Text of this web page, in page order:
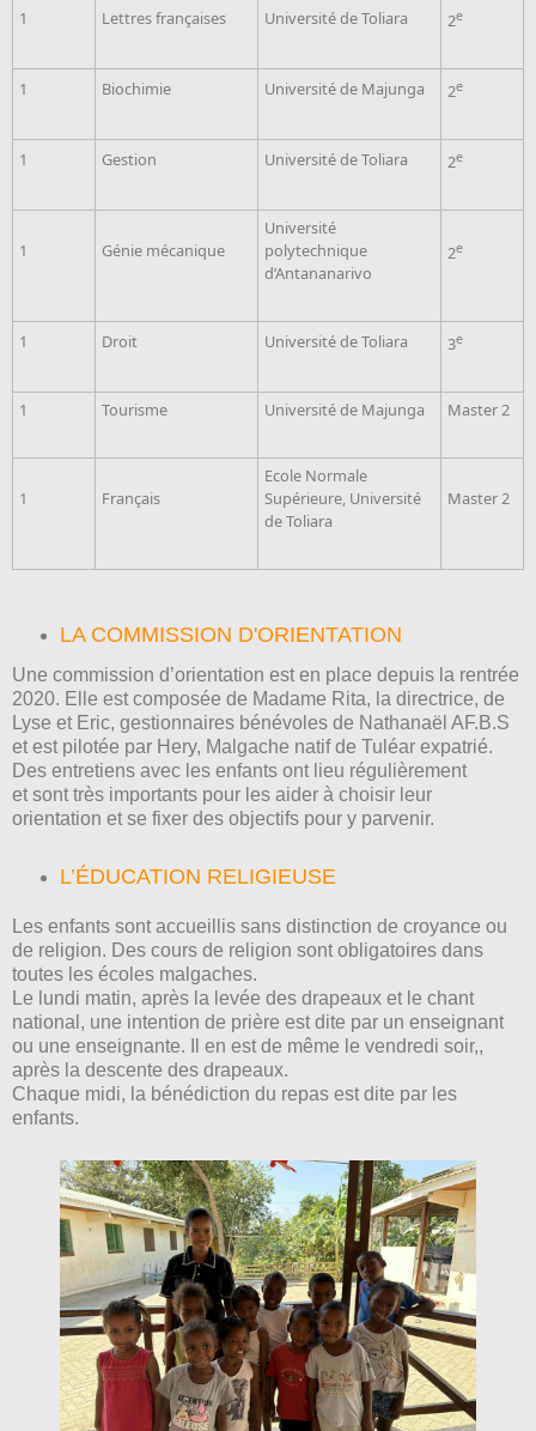
1 Lettres françaises Université de Toliara 2e
1 Biochimie Université de Majunga 2e
1 Gestion Université de Toliara 2e
1 Génie mécanique
Université
polytechnique
d’Antananarivo
2e
1 Droit Université de Toliara 3e
1 Tourisme Université de Majunga Master 2
1 Français
Ecole Normale
Supérieure, Université
de Toliara
Master 2
LA COMMISSION D'ORIENTATION
Une commission d’orientation est en place depuis la rentrée
2020. Elle est composée de Madame Rita, la directrice, de
Lyse et Eric, gestionnaires bénévoles de Nathanaël AF.B.S
et est pilotée par Hery, Malgache natif de Tuléar expatrié.
Des entretiens avec les enfants ont lieu régulièrement
et sont très importants pour les aider à choisir leur
orientation et se fixer des objectifs pour y parvenir.
L’ÉDUCATION RELIGIEUSE
Les enfants sont accueillis sans distinction de croyance ou
de religion. Des cours de religion sont obligatoires dans
toutes les écoles malgaches.
Le lundi matin, après la levée des drapeaux et le chant
national, une intention de prière est dite par un enseignant
ou une enseignante. Il en est de même le vendredi soir,,
après la descente des drapeaux.
Chaque midi, la bénédiction du repas est dite par les
enfants.